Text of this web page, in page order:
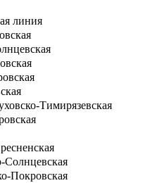
линия
Тимирязевская
Солнцевская
Покровская